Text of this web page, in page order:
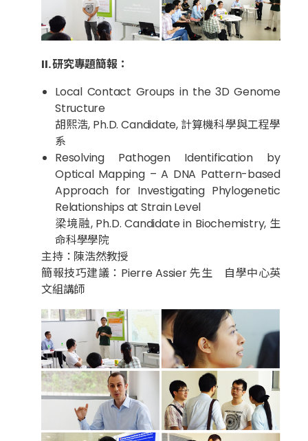
II. 研究專題簡報：
Local Contact Groups in the 3D Genome
Structure
胡熙浩, Ph.D. Candidate, 計算機科學與工程學
系
Resolving Pathogen Identification by
Optical Mapping – A DNA Pattern-based
Approach for Investigating Phylogenetic
Relationships at Strain Level
梁境融, Ph.D. Candidate in Biochemistry, 生
命科學學院
主持：陳浩然教授
簡報技巧建議：Pierre Assier 先生 自學中心英
文組講師